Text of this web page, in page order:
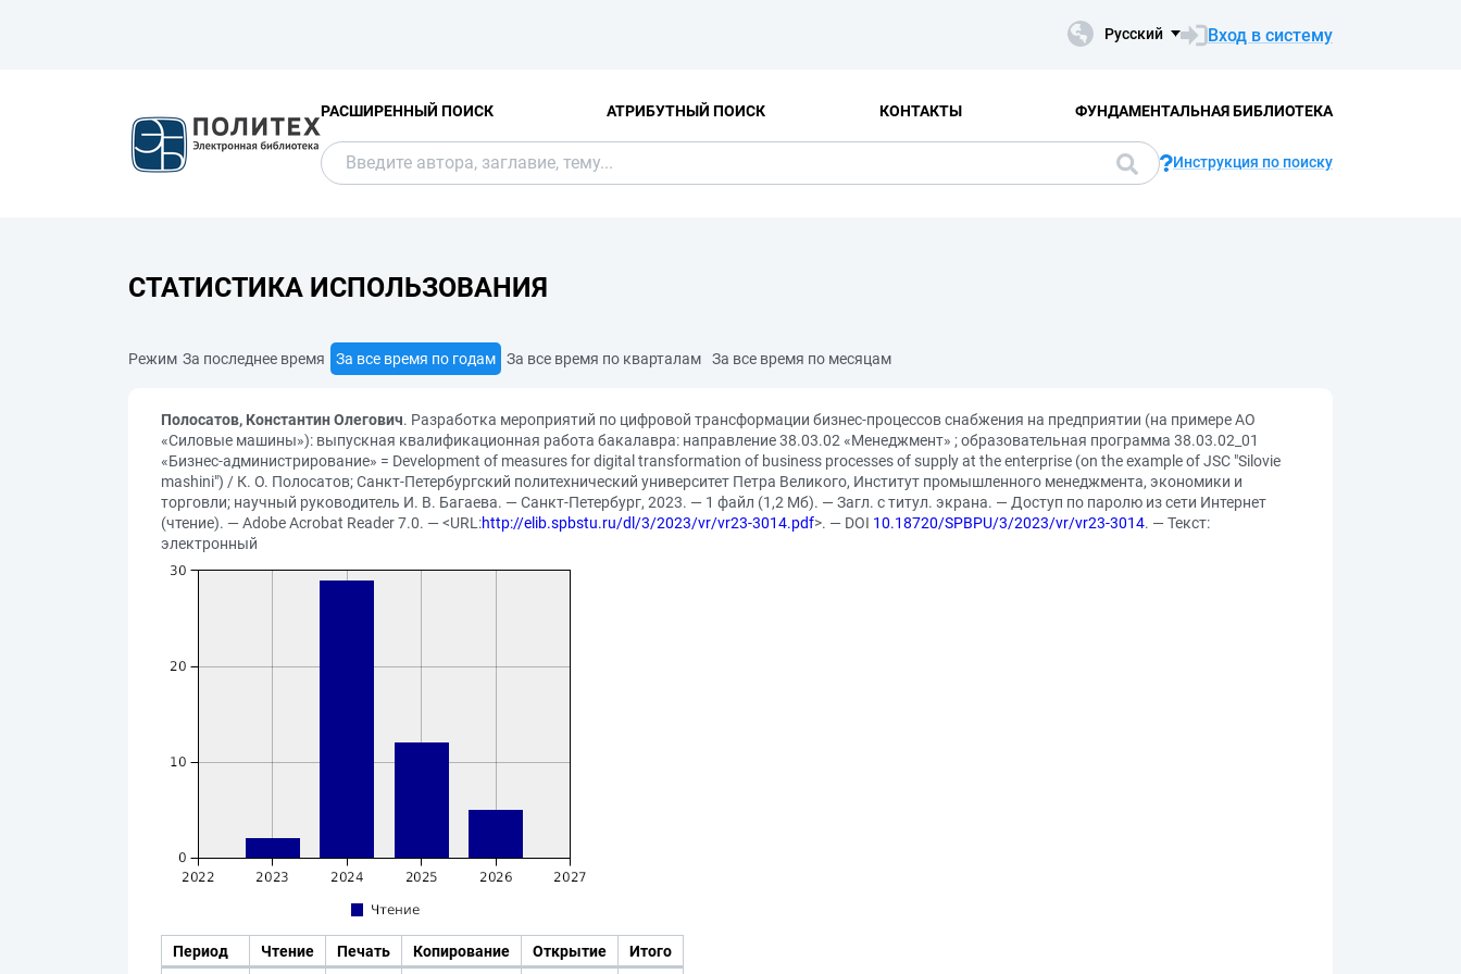
Русский Вход в систему
РАСШИРЕННЫЙ ПОИСК АТРИБУТНЫЙ ПОИСК КОНТАКТЫ ФУНДАМЕНТАЛЬНАЯ БИБЛИОТЕКА
Инструкция по поиску
СТАТИСТИКА ИСПОЛЬЗОВАНИЯ
Режим За последнее время За все время по годам За все время по кварталам За все время по месяцам
Полосатов, Константин Олегович. Разработка мероприятий по цифровой трансформации бизнес-процессов снабжения на предприятии (на примере АО
«Силовые машины»): выпускная квалификационная работа бакалавра: направление 38.03.02 «Менеджмент» ; образовательная программа 38.03.02_01
«Бизнес-администрирование» = Development of measures for digital transformation of business processes of supply at the enterprise (on the example of JSC "Silovie
mashini") / К. О. Полосатов; Санкт-Петербургский политехнический университет Петра Великого, Институт промышленного менеджмента, экономики и
торговли; научный руководитель И. В. Багаева. — Санкт-Петербург, 2023. — 1 файл (1,2 Мб). — Загл. с титул. экрана. — Доступ по паролю из сети Интернет
(чтение). — Adobe Acrobat Reader 7.0. — <URL:http://elib.spbstu.ru/dl/3/2023/vr/vr23-3014.pdf>. — DOI 10.18720/SPBPU/3/2023/vr/vr23-3014. — Текст:
электронный
Период Чтение Печать Копирование Открытие
Итого